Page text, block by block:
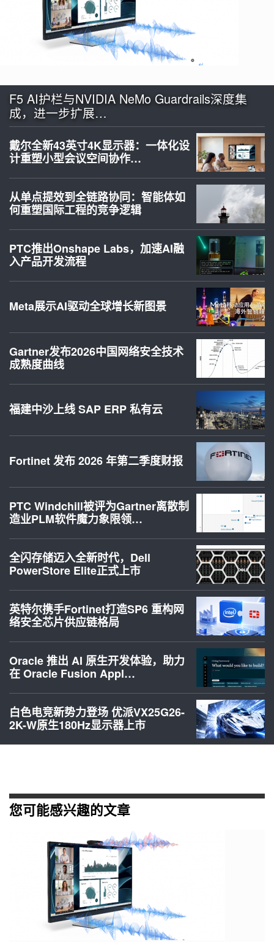
F5 AI护栏与NVIDIA NeMo Guardrails深度集
成，进一步扩展…
戴尔全新43英寸4K显示器：一体化设
计重塑小型会议空间协作…
从单点提效到全链路协同：智能体如
何重塑国际工程的竞争逻辑
PTC推出Onshape Labs，加速AI融
入产品开发流程
Meta展示AI驱动全球增长新图景
Gartner发布2026中国网络安全技术
成熟度曲线
福建中沙上线 SAP ERP 私有云
Fortinet 发布 2026 年第二季度财报
PTC Windchill被评为Gartner离散制
造业PLM软件魔力象限领…
全闪存储迈入全新时代，Dell
PowerStore Elite正式上市
英特尔携手Fortinet打造SP6 重构网
络安全芯片供应链格局
Oracle 推出 AI 原生开发体验，助力
在 Oracle Fusion Appl…
白色电竞新势力登场 优派VX25G26-
2K-W原生180Hz显示器上市
您可能感兴趣的文章